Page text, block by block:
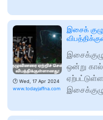
🕑 Wed, 17 Apr 2024
www.todayjaffna.com
இசைக்
ஒன்று